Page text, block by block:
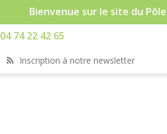
Bienvenue sur le site du
04 74 22 42 65
Inscription à notre newsletter